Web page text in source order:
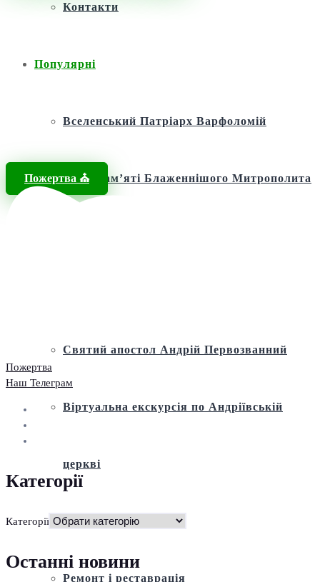
Контакти
Популярні
Вселенський Патріарх Варфоломій
Фонд пам’яті Блаженнішого Митрополита
Святий апостол Андрій Первозванний
Віртуальна екскурсія по Андріївській
церкві
Історія
Ремонт і реставрація
Пожертва ⛪️
Пожертва
Наш Телеграм
Категорії
Категорії
Останні новини